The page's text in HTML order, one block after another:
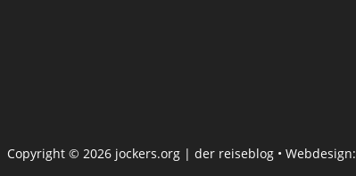
Copyright © 2026 jockers.org | der reiseblog • Webdesign: